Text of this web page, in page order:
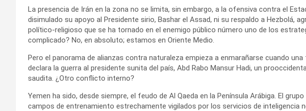
La presencia de Irán en la zona no se limita, sin embargo, a la ofensiva contra el
disimulado su apoyo al Presidente sirio, Bashar el Assad, ni su respaldo a Hezbolá,
político-religioso que se ha tornado en el enemigo público número uno de los
complicado? No, en absoluto; estamos en Oriente Medio.
Pero el panorama de alianzas contra naturaleza empieza a enmarañarse cuando
declara la guerra al presidente sunita del país, Abd Rabo Mansur Hadi, un
saudita. ¿Otro conflicto interno?
Yemen ha sido, desde siempre, el feudo de Al Qaeda en la Península Arábiga. El
campos de entrenamiento estrechamente vigilados por los servicios de inteligencia